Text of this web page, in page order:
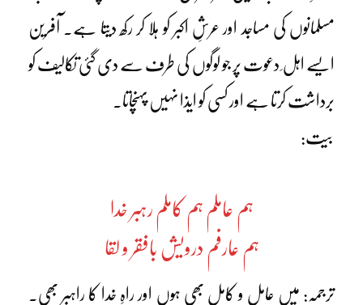
مسلمانوں کی مساجد اور عرشِ اکبر کو ہلا کر رکھ دیتا ہے۔ آفرین
ایسے اہل ِ دعوت پر جو لوگوں کی طرف سے دی گئی تکالیف کو
برداشت کرتا ہے اور کسی کو ایذا نہیں پہنچاتا۔
بیت:
ہم عاملم ہم کاملم رہبر خدا
ہم عارفم درویش بافقر و لقا
ترجمہ: میں عامل و کامل بھی ہوں اور راہِ خدا کا راہبر بھی۔